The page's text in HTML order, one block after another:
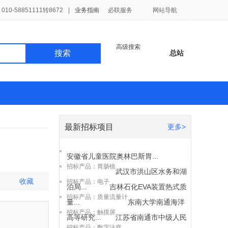
010-58851111转8672 业务指南 必联服务 网站导航
搜索
高级搜索
总站
收藏
最新招标项目 更多>
安徽省儿童医院奥林巴斯胃...
招标产品： 胃肠镜
武汉市洪山区水务和湖
泊局...
招标产品： 电子
吉林石化EVA装置热式质
量...
招标产品： 质量流量计
东南大学南通海洋
高等研究...
招标产品： 触摸屏
江苏省南通市中级人民